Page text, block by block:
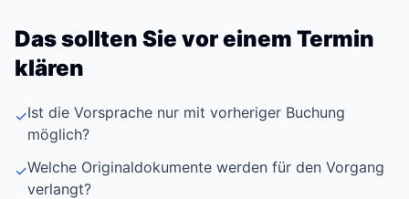
Das sollten Sie vor einem Termin
klären
✓Ist die Vorsprache nur mit vorheriger Buchung
möglich?
✓Welche Originaldokumente werden für den Vorgang
verlangt?